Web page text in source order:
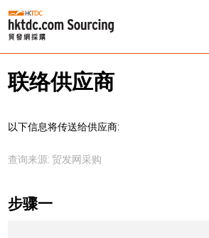
联络供应商
以下信息将传送给供应商:
查询来源: 贸发网采购
步骤一